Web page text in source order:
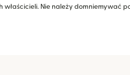
Nie należy domniemywać